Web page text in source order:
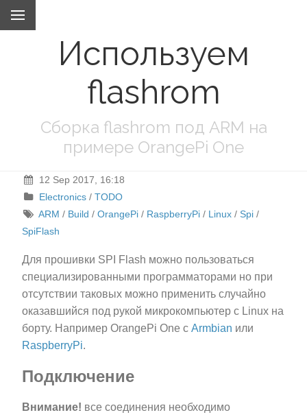
Используем
flashrom
Сборка flashrom под ARM на
примере OrangePi One
12 Sep 2017, 16:18
Electronics /TODO
ARM / Build /OrangePi / RaspberryPi / Linux / Spi /
SpiFlash
Для прошивки SPI Flash можно пользоваться
специализированными программаторами но при
отсутствии таковых можно применить случайно
оказавшийся под рукой микрокомпьютер с Linux на
борту. Например OrangePi One с Armbian или
RaspberryPi.
Подключение
Внимание! все соединения необходимо